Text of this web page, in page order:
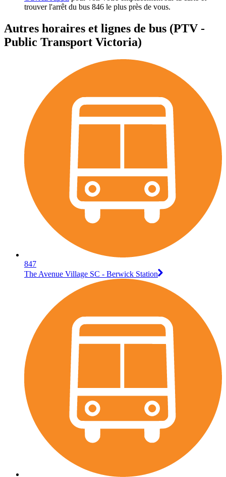
trouver l'arrêt du bus 846 le plus près de vous.
Autres horaires et lignes de bus (PTV -
Public Transport Victoria)
847
The Avenue Village SC - Berwick Station